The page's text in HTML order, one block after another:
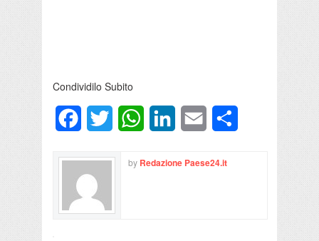
Condividilo Subito
FacebookTwitter WhatsAppLinkedInEmail
by Redazione Paese24.it